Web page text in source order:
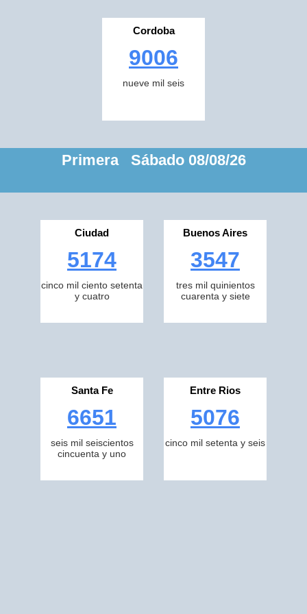
Cordoba
9006
nueve mil seis
Primera Sábado 08/08/26
Ciudad
5174
cinco mil ciento setenta
y cuatro
Buenos Aires
3547
tres mil quinientos
cuarenta y siete
Santa Fe
6651
seis mil seiscientos
cincuenta y uno
Entre Rios
5076
cinco mil setenta y seis